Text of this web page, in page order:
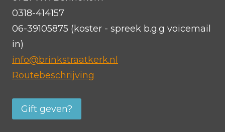
0318-414157
06-39105875 (koster - spreek b.g.g voicemail
in)
info@brinkstraatkerk.nl
Routebeschrijving
Gift geven?